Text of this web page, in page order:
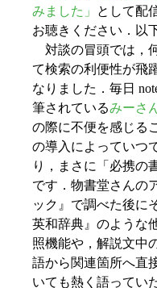
みました」
として配
お聴きください．以
対談の冒頭では，
て検索の利便性が飛
なりました．毎日
筆されているみーさ
の際に不便を感じる
の導入によっていつ
り，まさに「必携の
です．物書堂さんの
ック』で調べた後に
英和辞典』のような
照機能や，解説文中
語から関連箇所へ直
いても熱く語ってい